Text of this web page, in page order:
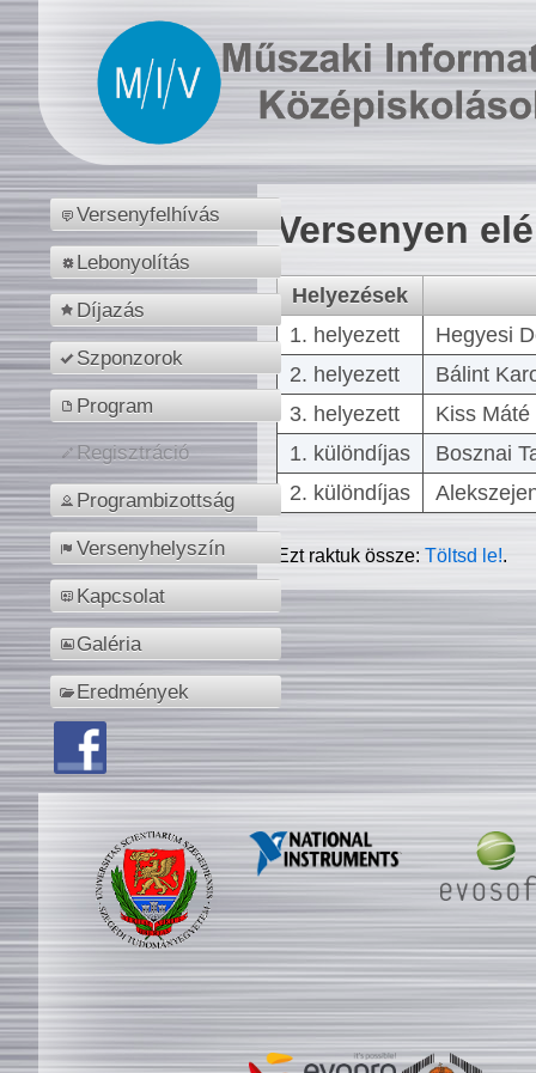
Versenyfelhívás
Lebonyolítás
Díjazás
Szponzorok
Program
Regisztráció
Programbizottság
Versenyhelyszín
Kapcsolat
Galéria
Eredmények
Versenyen
Helyezések
1. helyezett
Hegyesi
2. helyezett
Bálint
3. helyezett
Kiss
1. különdíjas
Bosznai
2. különdíjas
Ezt raktuk össze:Töltsd le!.